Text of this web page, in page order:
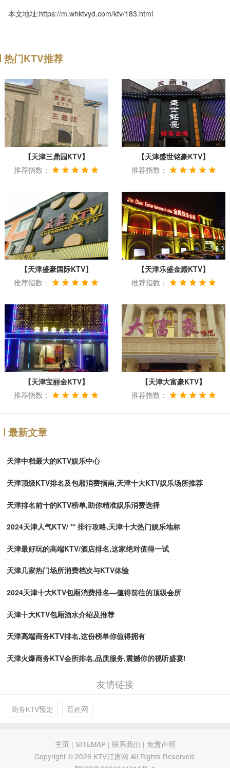
本文地址:https://m.whktvyd.com/ktv/183.html
热门KTV推荐
【天津三鼎园KTV】
推荐指数：
【天津盛世铭豪KTV】
推荐指数：
【天津盛豪国际KTV】
推荐指数：
【天津乐盛金殿KTV】
推荐指数：
【天津宝丽金KTV】
推荐指数：
【天津大富豪KTV】
推荐指数：
最新文章
天津中档最大的KTV娱乐中心
天津顶级KTV排名及包厢消费指南,天津十大KTV娱乐场所推荐
天津排名前十的KTV榜单,助你精准娱乐消费选择
2024天津人气KTV/ ** 排行攻略,天津十大热门娱乐地标
天津最好玩的高端KTV/酒店排名,这家绝对值得一试
天津几家热门场所消费档次与KTV体验
2024天津十大KTV包厢消费排名—值得前往的顶级会所
天津十大KTV包厢酒水介绍及推荐
天津高端商务KTV排名,这份榜单你值得拥有
天津火爆商务KTV会所排名,品质服务,震撼你的视听盛宴!
友情链接
商务KTV预定 百姓网
主页| SITEMAP| 联系我们 | 免责声明
Copyright © 2026 KTV订房网 All Rights Reserved.